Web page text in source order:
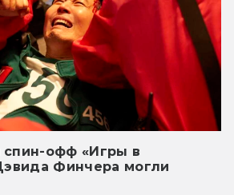
офф «Игры в
Финчера могли